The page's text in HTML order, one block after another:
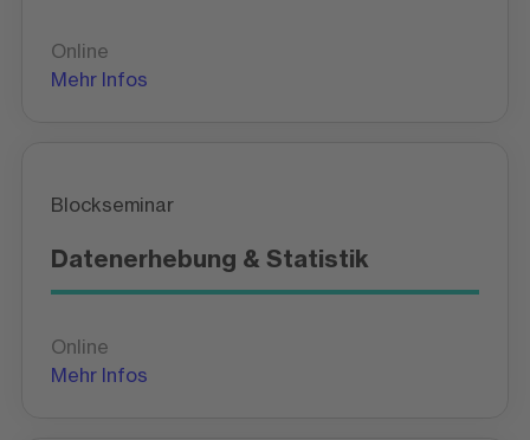
Online
Mehr Infos
Blockseminar
Datenerhebung & Statistik
Online
Mehr Infos